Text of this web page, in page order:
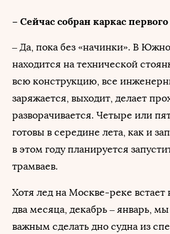
– Сейчас собран каркас
– Да, пока без «начинки». В
находится на технической
всю конструкцию, все
заряжается, выходит, делает
разворачивается. Четыре или
готовы в середине лета, как и
в этом году планируется
трамваев.
Хотя лед на Москве-реке встает
два месяца, декабрь – январь,
важным сделать дно судна из